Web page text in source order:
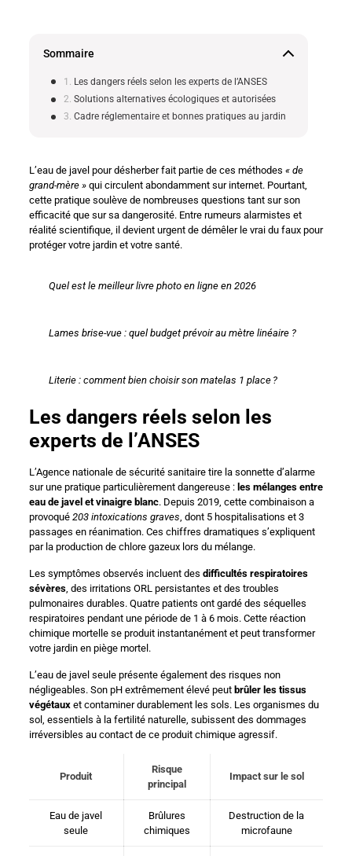
Sommaire
Les dangers réels selon les experts de l’ANSES
Solutions alternatives écologiques et autorisées
Cadre réglementaire et bonnes pratiques au jardin
L’eau de javel pour désherber fait partie de ces méthodes « de
grand-mère »qui circulent abondamment sur internet. Pourtant,
cette pratique soulève de nombreuses questions tant sur son
efficacité que sur sa dangerosité. Entre rumeurs alarmistes et
réalité scientifique, il devient urgent de démêler le vrai du faux pour
protéger votre jardin et votre santé.
Quel est le meilleur livre photo en ligne en 2026
Lames brise-vue : quel budget prévoir au mètre linéaire ?
Literie : comment bien choisir son matelas 1 place ?
Les dangers réels selon les
experts de l’ANSES
L’Agence nationale de sécurité sanitaire tire la sonnette d’alarme
sur une pratique particulièrement dangereuse : les mélanges entre
eau de javel et vinaigre blanc. Depuis 2019, cette combinaison a
provoqué 203 intoxications graves, dont 5 hospitalisations et 3
passages en réanimation. Ces chiffres dramatiques s’expliquent
par la production de chlore gazeux lors du mélange.
Les symptômes observés incluent des difficultés respiratoires
sévères, des irritations ORL persistantes et des troubles
pulmonaires durables. Quatre patients ont gardé des séquelles
respiratoires pendant une période de 1 à 6 mois. Cette réaction
chimique mortelle se produit instantanément et peut transformer
votre jardin en piège mortel.
L’eau de javel seule présente également des risques non
négligeables. Son pH extrêmement élevé peut brûler les tissus
végétauxet contaminer durablement les sols. Les organismes du
sol, essentiels à la fertilité naturelle, subissent des dommages
irréversibles au contact de ce produit chimique agressif.
Produit
Risque
principal
Impact sur le sol
Eau de javel
seule
Brûlures
chimiques
Destruction de la
microfaune